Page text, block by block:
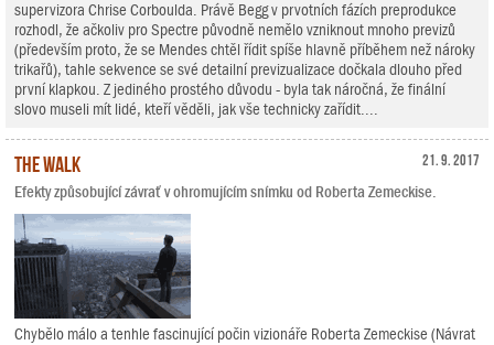
supervizora Chrise Corboulda. Právě Begg v prvotních fázích preprodukce
rozhodl, že ačkoliv pro Spectre původně nemělo vzniknout mnoho previzů
(především proto, že se Mendes chtěl řídit spíše hlavně příběhem než nároky
trikařů), tahle sekvence se své detailní previzualizace dočkala dlouho před
první klapkou. Z jediného prostého důvodu - byla tak náročná, že finální
slovo museli mít lidé, kteří věděli, jak vše technicky zařídit....
21. 9. 2017
The Walk
Efekty způsobující závrať v ohromujícím snímku od Roberta Zemeckise.
Chybělo málo a tenhle fascinující počin vizionáře Roberta Zemeckise (Návrat